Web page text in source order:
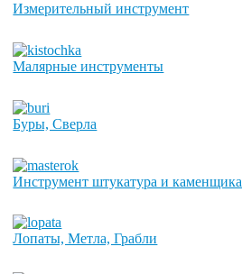
Измерительный инструмент
Малярные инструменты
Буры, Сверла
Инструмент штукатура и каменщика
Лопаты, Метла, Грабли